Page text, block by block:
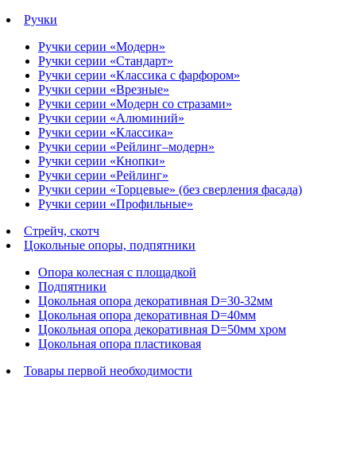
Ручки
Ручки серии «Модерн»
Ручки серии «Стандарт»
Ручки серии «Классика с фарфором»
Ручки серии «Врезные»
Ручки серии «Модерн со стразами»
Ручки серии «Алюминий»
Ручки серии «Классика»
Ручки серии «Рейлинг–модерн»
Ручки серии «Кнопки»
Ручки серии «Рейлинг»
Ручки серии «Торцевые» (без сверления фасада)
Ручки серии «Профильные»
Стрейч, скотч
Цокольные опоры, подпятники
Опора колесная с площадкой
Подпятники
Цокольная опора декоративная D=30-32мм
Цокольная опора декоративная D=40мм
Цокольная опора декоративная D=50мм хром
Цокольная опора пластиковая
Товары первой необходимости